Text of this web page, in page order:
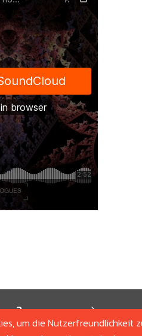
2
um die Nutzerfreundlichkeit